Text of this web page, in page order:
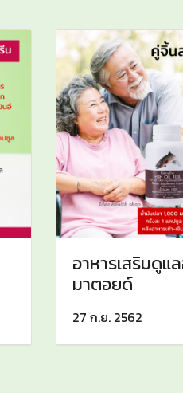
อาหารเสริมดูแ
มาตอยด์
27 ก.ย. 2562